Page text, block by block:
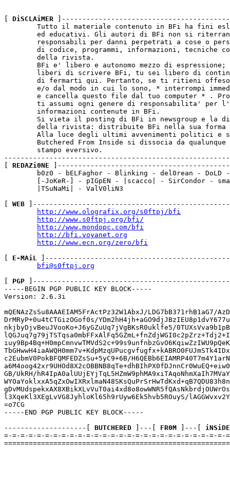
DiSCLAiMER
Alla luce degli ultimi avvenimenti politici e
Butchered From Inside si dissocia da qualunque
        stampo eversivo.
REDAZi0NE
WEB
http://www.olografix.org/s0ftpj/bfi
http://www.s0ftpj.org/bfi/
http://www.mondopc.com/bfi
E-MAiL
PGP
-----BEGIN PGP PUBLIC KEY BLOCK-----
Version: 2.6.3i
mQENAzZsSu8AAAEIAM5FrActPz32W1AbxJ/LDG7bB371rhB1aG7/
DrMRyP+0u4tCTGizOGof0s/
nkjbyDjvBeuJVooKo+J6yGZuUq7jVgBKsR0uklfe5/
c2EubmV0PokBFQMFEDZsSu+5yC9+6B/
GB/UkRH/
l3XqeKl3XEgLvVG8JyhloKl65h9rUyw6Ek5hvb5ROuyS/
=o7CG
-----END PGP PUBLIC KEY BLOCK-----
--------------------[ BUTCHERED ]---[ FR0M ]---[ iNSiDE
=-=-=-=-=-=-=-=-=-=-=-=-=-=-=-=-=-=-=-=-=-=-=-=-=-=-=-